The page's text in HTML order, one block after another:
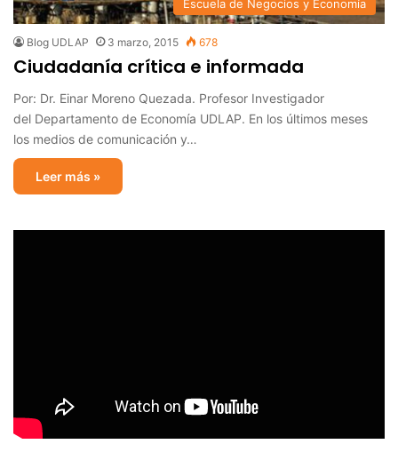
Escuela de Negocios y Economía
Blog UDLAP 3 marzo, 2015 678
Ciudadanía crítica e informada
Por: Dr. Einar Moreno Quezada. Profesor Investigador
del Departamento de Economía UDLAP. En los últimos meses
los medios de comunicación y…
Leer más »